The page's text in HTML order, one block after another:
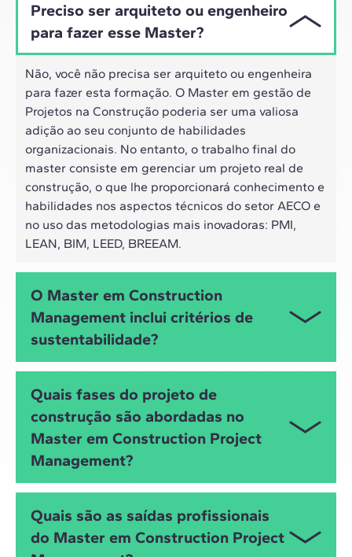
Preciso ser arquiteto ou engenheiro
para fazer esse Master?
Não, você não precisa ser arquiteto ou engenheira
para fazer esta formação. O Master em gestão de
Projetos na Construção poderia ser uma valiosa
adição ao seu conjunto de habilidades
organizacionais. No entanto, o trabalho final do
master consiste em gerenciar um projeto real de
construção, o que lhe proporcionará conhecimento e
habilidades nos aspectos técnicos do setor AECO e
no uso das metodologias mais inovadoras: PMI,
LEAN, BIM, LEED, BREEAM.
O Master em Construction
Management inclui critérios de
sustentabilidade?
Gestão de Projetos de Construção
específicos que abordam as metodologias de
avaliação da sustentabilidade em obras (BREEAM
LEED,LCA...), ofacility management BIM
Lean Construction.
Quais fases do projeto de
construção são abordadas no
Master em Construction Project
Management?
de um projeto de construção de forma cronológica,
desde o início, planejamento e execução até o
Quais são as saídas profissionais
do Master em Construction Project